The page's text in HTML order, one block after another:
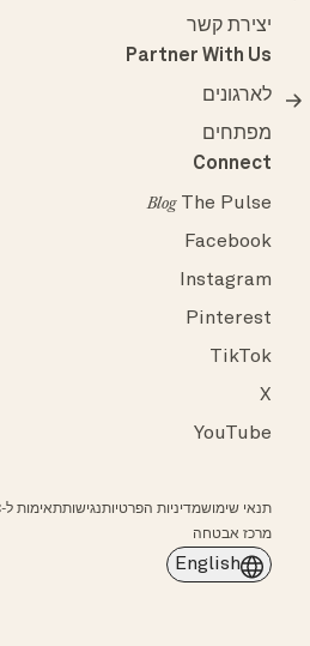
יצירת קשר
Partner With Us
לארגונים
מפתחים
Connect
The Pulse
Blog
Facebook
Instagram
Pinterest
TikTok
X
YouTube
תנאי שימושמדיניות הפרטיותנגישותתאימות ל-FCC
מרכז אבטחה
English